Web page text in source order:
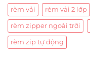
rèm vải rèm vải 2 lớp
rèm zipper ngoài trời
rèm zip tự động